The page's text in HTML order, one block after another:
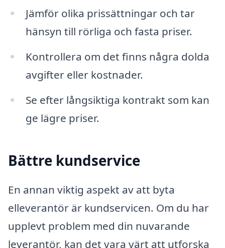
Jämför olika prissättningar och tar
hänsyn till rörliga och fasta priser.
Kontrollera om det finns några dolda
avgifter eller kostnader.
Se efter långsiktiga kontrakt som kan
ge lägre priser.
Bättre kundservice
En annan viktig aspekt av att byta
elleverantör är kundservicen. Om du har
upplevt problem med din nuvarande
leverantör, kan det vara värt att utforska